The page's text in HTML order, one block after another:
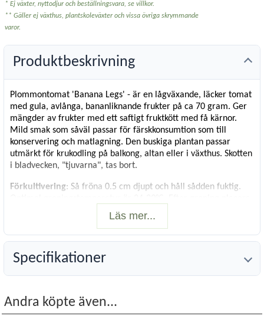
* Ej växter, nyttodjur och beställningsvara, se villkor.
** Gäller ej växthus, plantskoleväxter och vissa övriga skrymmande
varor.
Produktbeskrivning
Plommontomat 'Banana Legs' - är en lågväxande, läcker tomat
med gula, avlånga, bananliknande frukter på ca 70 gram. Ger
mängder av frukter med ett saftigt fruktkött med få kärnor.
Mild smak som såväl passar för färskkonsumtion som till
konservering och matlagning. Den buskiga plantan passar
utmärkt för krukodling på balkong, altan eller i växthus. Skotten
i bladvecken, "tjuvarna", tas bort.
Förkultivering: Så fröna 0.5 cm djupt och håll sådden fuktig.
sådden runt 18°C med mycket ljus. Sådd före mars behöver
växtbelysning. Plantera ut i krukor, pallkrage eller växthus när
jorden blivit varm och frostrisken är över (inte under 7°C). Trivs
blomklasen så gynnas fruktsättningen.
Vetenskapligt namn:Solanum lycopersicum
Läs mer...
Specifikationer
Andra köpte även...